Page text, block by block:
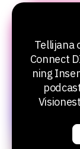
Tellijana
Connect
ning